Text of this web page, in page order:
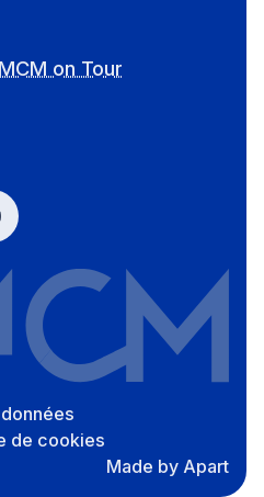
on Tour
de cookies
Made by Apart